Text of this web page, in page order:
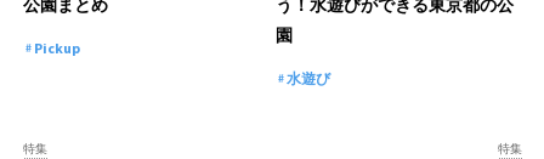
公園まとめ
Pickup
う！水遊びができる東京都の公
園
水遊び
特集 特集